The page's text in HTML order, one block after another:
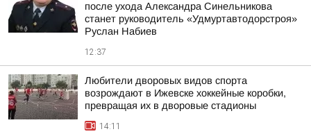
после ухода Александра Синельникова
станет руководитель «Удмуртавтодорстроя»
Руслан Набиев
12:37
Любители дворовых видов спорта
возрождают в Ижевске хоккейные коробки,
превращая их в дворовые стадионы
14:11